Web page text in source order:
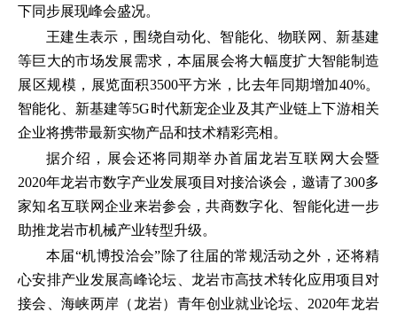
下同步展现峰会盛况。
王建生表示，围绕自动化、智能化、物联网、新基建
等巨大的市场发展需求，本届展会将大幅度扩大智能制造
展区规模，展览面积3500平方米，比去年同期增加40%。
智能化、新基建等5G时代新宠企业及其产业链上下游相关
企业将携带最新实物产品和技术精彩亮相。
据介绍，展会还将同期举办首届龙岩互联网大会暨
2020年龙岩市数字产业发展项目对接洽谈会，邀请了300多
家知名互联网企业来岩参会，共商数字化、智能化进一步
助推龙岩市机械产业转型升级。
本届“机博投洽会”除了往届的常规活动之外，还将精
心安排产业发展高峰论坛、龙岩市高技术转化应用项目对
接会、海峡两岸（龙岩）青年创业就业论坛、2020年龙岩